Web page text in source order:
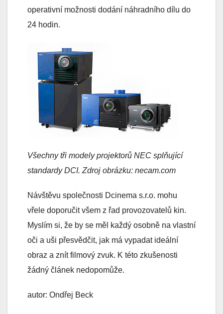
operativní možnosti dodání náhradního dílu do
24 hodin.
Všechny tři modely projektorů NEC splňující
standardy DCI. Zdroj obrázku: necam.com
Návštěvu společnosti Dcinema s.r.o. mohu
vřele doporučit všem z řad provozovatelů kin.
Myslím si, že by se měl každý osobně na vlastní
oči a uši přesvědčit, jak má vypadat ideální
obraz a znít filmový zvuk. K této zkušenosti
žádný článek nedopomůže.
autor: Ondřej Beck